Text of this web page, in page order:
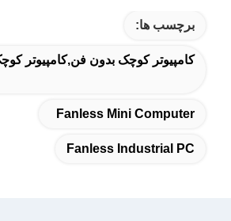
برچسب ها:
کامپیوتر کوچک بدون فن,کامپیوتر
Fanless Mini Computer
Fanless Industrial PC